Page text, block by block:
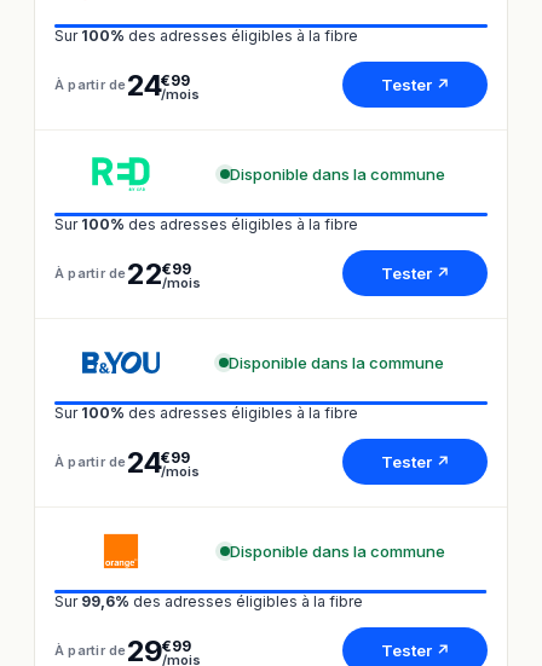
Sur 100% des adresses éligibles à la fibre
À partir de 24€99
/mois Tester ↗
Disponible dans la commune
Sur 100% des adresses éligibles à la fibre
À partir de 22€99
/mois Tester ↗
Disponible dans la commune
Sur 100% des adresses éligibles à la fibre
À partir de 24€99
/mois Tester ↗
Disponible dans la commune
Sur 99,6% des adresses éligibles à la fibre
À partir de 29€99
/mois Tester ↗